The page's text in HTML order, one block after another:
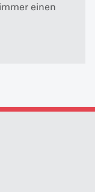
einen